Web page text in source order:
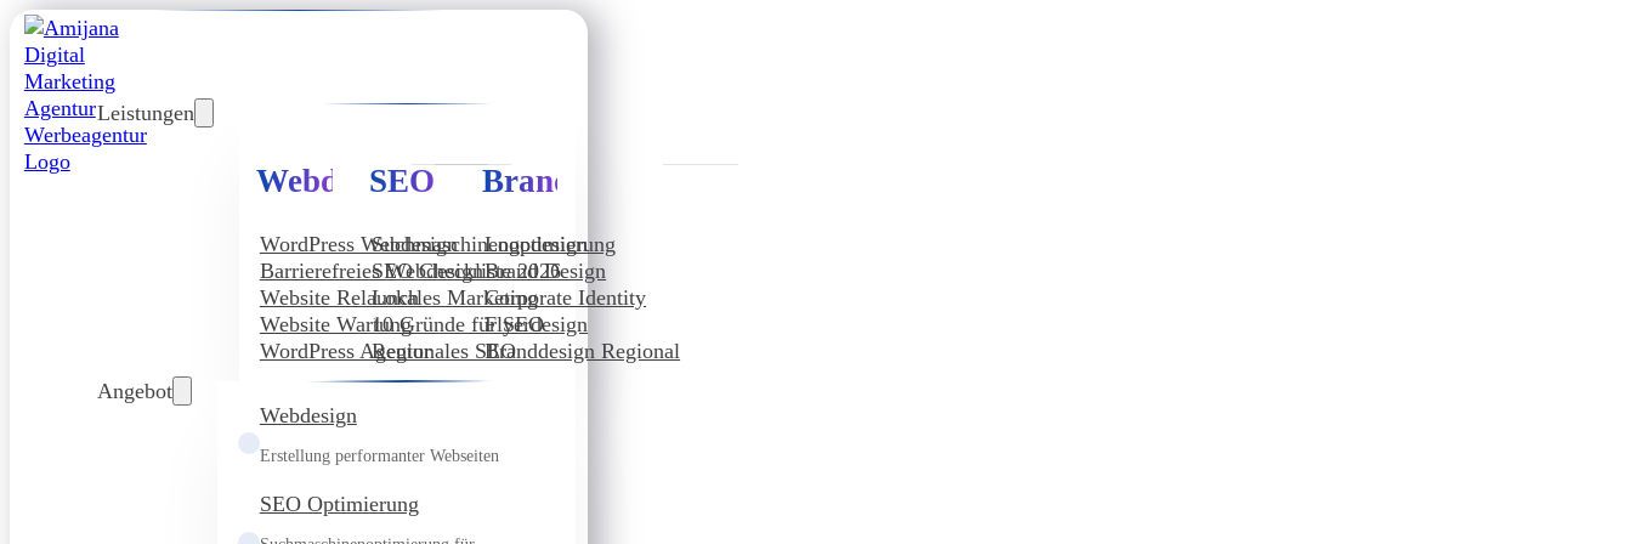
Leistungen
Webdesign
WordPress Webdesign
Barrierefreies Webdesign
Website Relaunch
Website Wartung
WordPress Agentur
SEO
Suchmaschinenoptimierung
SEO Checkliste 2026
Lokales Marketing
10 Gründe für SEO
Regionales SEO
Branddesign
Logodesign
Brand Design
Corporate Identity
Flyerdesign
Branddesign Regional
Angebot
Webdesign
Erstellung performanter Webseiten
SEO Optimierung